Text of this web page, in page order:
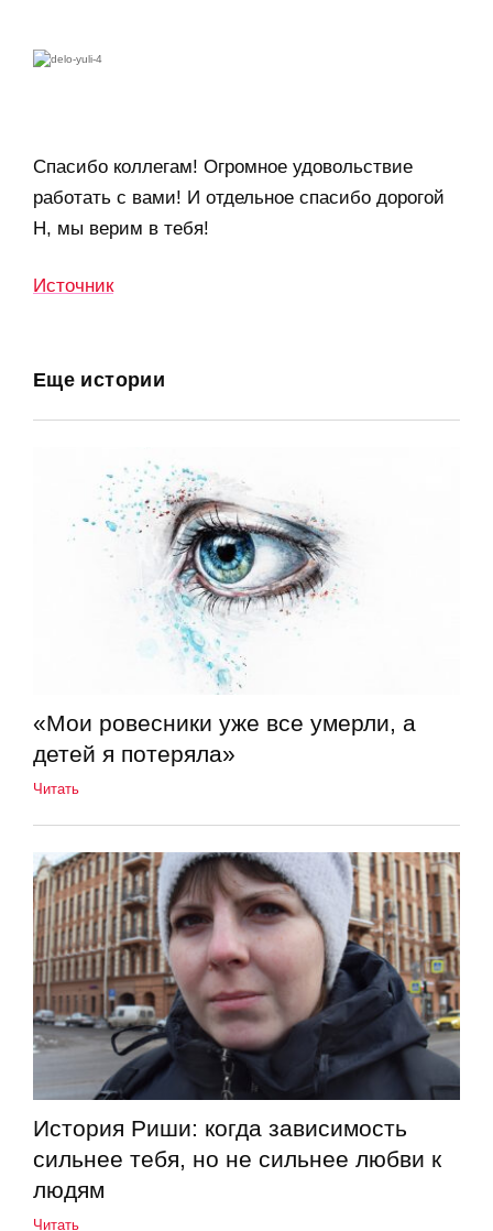
Спасибо коллегам! Огромное удовольствие
работать с вами! И отдельное спасибо дорогой
Н, мы верим в тебя!
Источник
Еще истории
«Мои ровесники уже все умерли, а
детей я потеряла»
Читать
История Риши: когда зависимость
сильнее тебя, но не сильнее любви к
людям
Читать